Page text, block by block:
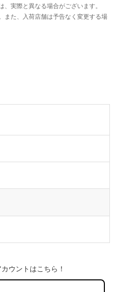
ウントはこちら！